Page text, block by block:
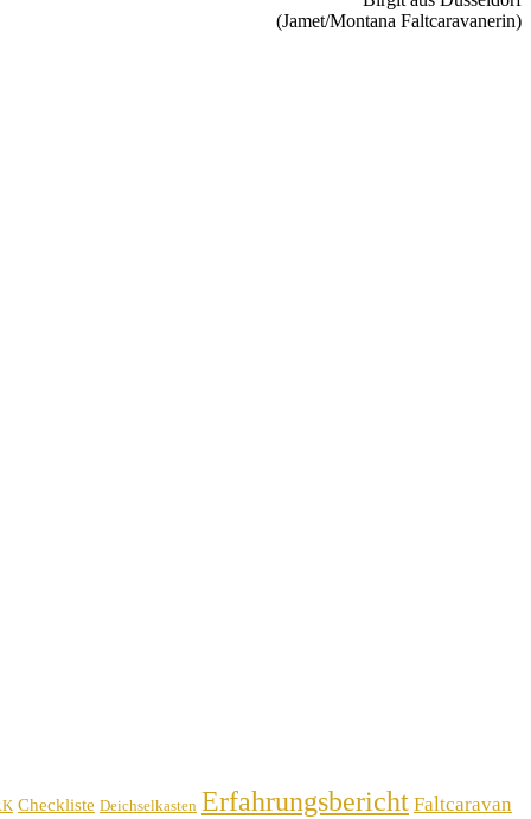
(Jamet/Montana Faltcaravanerin)
Checkliste Deichselkasten Erfahrungsbericht Faltcaravan